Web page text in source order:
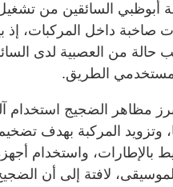
السائقين من
صاخبة داخل المركبات، إذ
حالة من العصبية لدى
مستخدمي الطريق.
مظاهر الضجيج استخدام آلة
وتزويد المركبة بهدف
بالإطارات، واستخدام
لافتة إلى أن